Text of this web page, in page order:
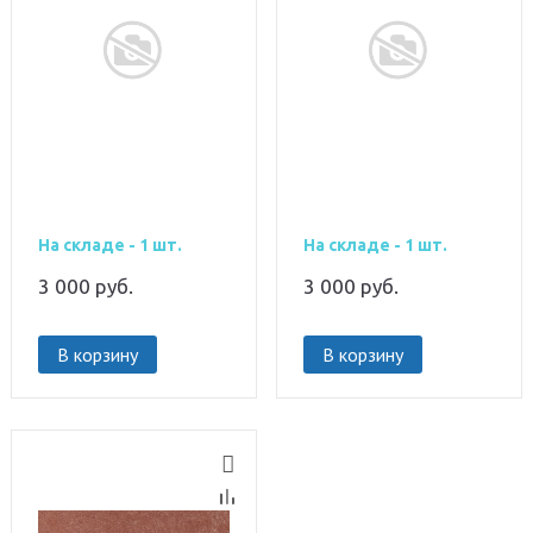
На складе - 1 шт.
3 000 руб.
В корзину
На складе - 1 шт.
3 000 руб.
В корзину